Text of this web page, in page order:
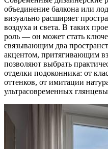
объединение балкона или
визуально расширяет
воздуха и света. В таких
роль — он может стать
связывающим два
акцентом, притягивающим
позволяют выбрать
отделки подоконника: от
оттенков, от имитации
ультрасовременных